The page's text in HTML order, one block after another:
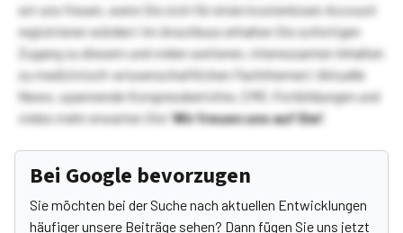
wir uns freuen, wenn Sie sich für einen kostenlosen Account
registrieren würden! Im Anschluss erhalten Sie sofortigen
Zugang zu diesem und vielen weiteren, interessanten Inhalten
zu medizinisch-wissenschaftlichen Fachthemen! Aktuelle
News, spannende Kongressberichte, CME-Fortbildungen und
vieles mehr erwarten Sie!Wir freuen uns auf Sie!
Bei Google bevorzugen
Sie möchten bei der Suche nach aktuellen Entwicklungen
häufiger unsere Beiträge sehen? Dann fügen Sie uns jetzt